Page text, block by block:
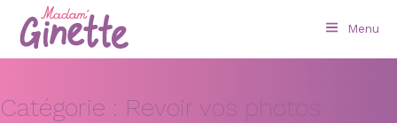
Menu
Catégorie : Revoir vos photos